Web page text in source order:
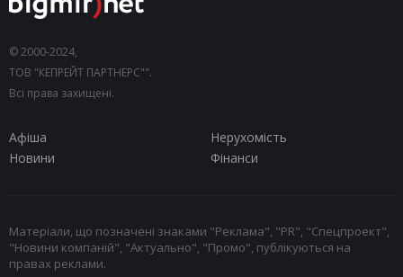
© 2000-2024,
ТОВ "КЕПРЕЙТ ПАРТНЕРС"".
Всі права захищені.
Афіша
Нерухомість
Новини
Фінанси
Матеріали, що позначені знаками "Реклама", "PR", "Спецпроект",
"Новини компаній", "Актуально", "Промо", публікуються на
правах реклами.